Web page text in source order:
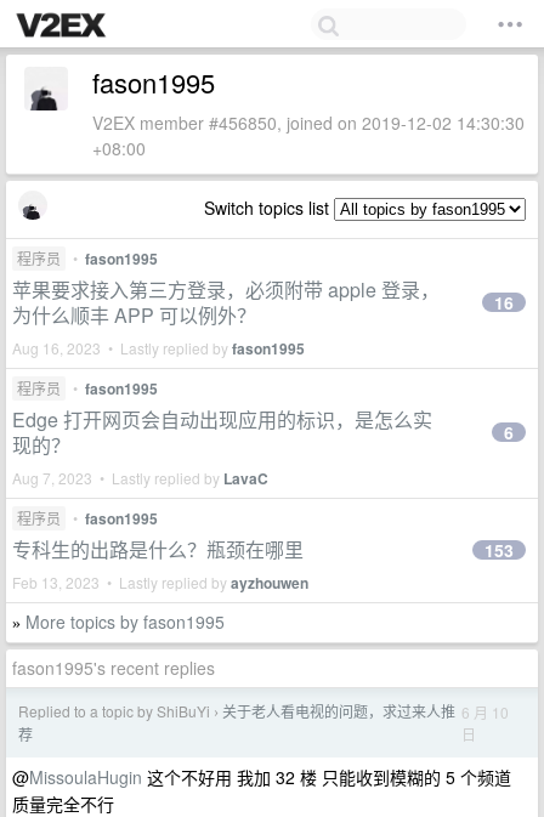
fason1995
V2EX member #456850, joined on 2019-12-02 14:30:30
+08:00
Switch topics list
程序员 • fason1995
苹果要求接入第三方登录，必须附带 apple 登录，
为什么顺丰 APP 可以例外？
Aug 16, 2023 • Lastly replied byfason1995
16
程序员 • fason1995
Edge 打开网页会自动出现应用的标识，是怎么实
现的？
Aug 7, 2023 • Lastly replied by LavaC
6
程序员 • fason1995
专科生的出路是什么？瓶颈在哪里
Feb 13, 2023 • Lastly replied byayzhouwen
153
» More topics by fason1995
fason1995's recent replies
Replied to a topic by ShiBuYi › 关于老人看电视的问题，求过来人推
荐
6 月 10
日
@MissoulaHugin 这个不好用 我加 32 楼 只能收到模糊的 5 个频道
质量完全不行